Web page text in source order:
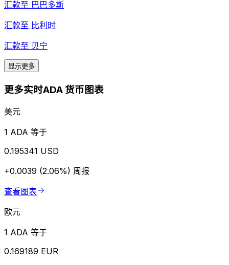
汇款至 巴巴多斯
汇款至 比利时
汇款至 贝宁
显示更多
更多实时ADA 货币图表
美元
1 ADA 等于
0.195341 USD
+0.0039 (2.06%) 周报
查看图表
欧元
1 ADA 等于
0.169189 EUR